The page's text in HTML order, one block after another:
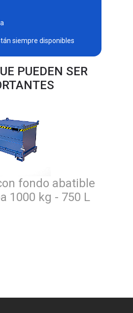
siempre disponibles
PUEDEN SER
fondo abatible
1000 kg - 750 L